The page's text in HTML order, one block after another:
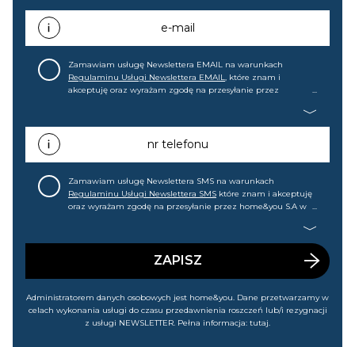
e-mail
Zamawiam usługę Newslettera EMAIL na warunkach
Regulaminu Usługi Newslettera EMAIL, które znam i
akceptuję oraz wyrażam zgodę na przesyłanie przez
promocjach, wyprzedażach). Wiem, że mogę tę zgodę w
każdej chwili cofnąć.nr telefonu
Zamawiam usługę Newslettera SMS na warunkach
Regulaminu Usługi Newslettera SMS które znam i akceptuję
oraz wyrażam zgodę na przesyłanie przez home&you S.A w
wyprzedażach). Wiem, że mogę tę zgodę w każdej chwili
ZAPISZ
Administratorem danych osobowych jest home&you. Dane przetwarzamy w
celach wykonania usługi do czasu przedawnienia roszczeń lub/i rezygnacji
z usługi NEWSLETTER. Pełna informacja: tutaj.